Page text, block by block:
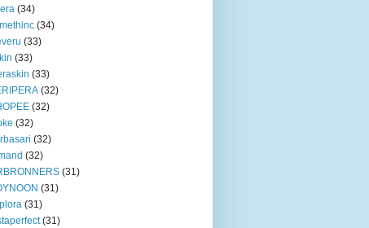
(34)
(34)
(33)
(33)
(33)
(32)
(32)
(32)
(32)
(32)
(31)
(31)
(31)
(31)